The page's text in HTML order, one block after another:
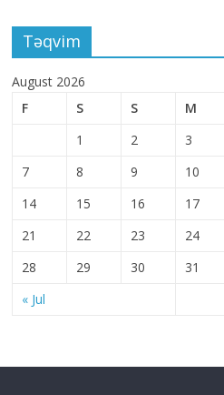
Təqvim
August 2026
F
S S M
« Jul
1 2 3
7
8 9 10
14
15 16 17
21
22 23 24
28
29 30 31